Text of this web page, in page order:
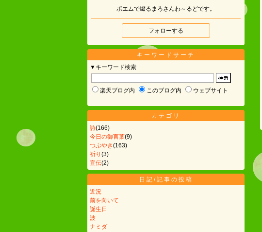
ポエムで綴るまろさんわ～るどです。
フォローする
キーワードサーチ
▼キーワード検索
楽天ブログ内 このブログ内 ウェブサイト
カテゴリ
詩(166)
今日の御言葉(9)
つぶやき(163)
祈り (3)
宣伝(2)
日記/記事の投稿
近況
前を向いて
誕生日
波
ナミダ